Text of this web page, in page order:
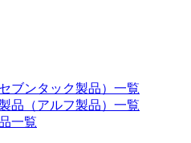
ブンタック製品）一覧
品（アルフ製品）一覧
一覧